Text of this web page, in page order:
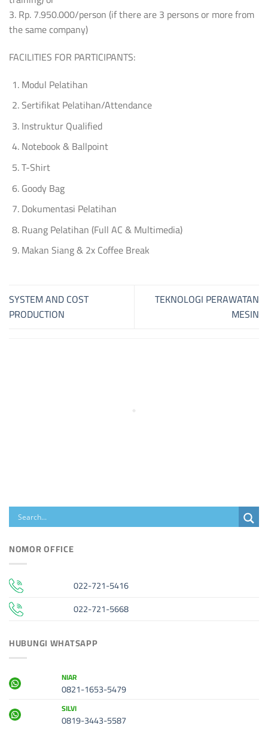
3. Rp. 7.950.000/person (if there are 3 persons or more from
the same company)
FACILITIES FOR PARTICIPANTS:
Modul Pelatihan
Sertifikat Pelatihan/Attendance
Instruktur Qualified
Notebook & Ballpoint
T-Shirt
Goody Bag
Dokumentasi Pelatihan
Ruang Pelatihan (Full AC & Multimedia)
Makan Siang & 2x Coffee Break
SYSTEM AND COST
PRODUCTION
TEKNOLOGI PERAWATAN
MESIN
NOMOR OFFICE
022-721-5416
022-721-5668
HUBUNGI WHATSAPP
NIAR
0821-1653-5479
SILVI
0819-3443-5587